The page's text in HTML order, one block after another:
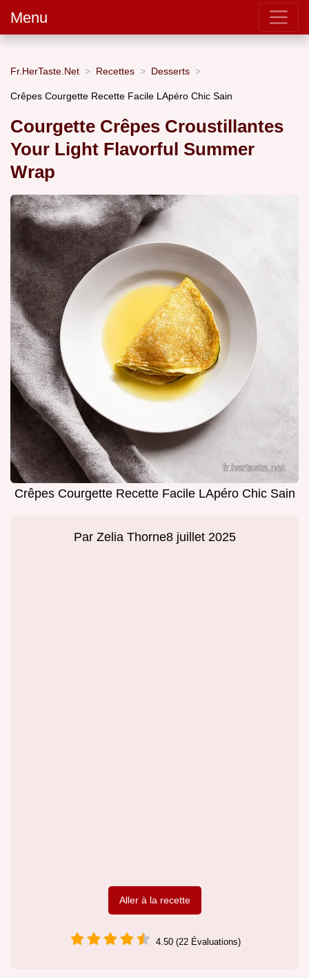
Menu
Fr.HerTaste.Net Recettes Desserts
Crêpes Courgette Recette Facile LApéro Chic Sain
Courgette Crêpes Croustillantes
Your Light Flavorful Summer
Wrap
Crêpes Courgette Recette Facile LApéro Chic Sain
Par Zelia Thorne8 juillet 2025
Aller à la recette
4.50 (22 Évaluations)